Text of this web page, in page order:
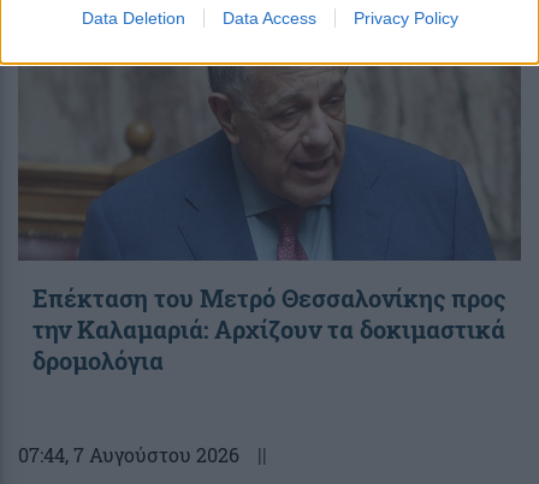
Data Deletion Data Access Privacy Policy
Επέκταση του Μετρό Θεσσαλονίκης προς
την Καλαμαριά: Αρχίζουν τα δοκιμαστικά
δρομολόγια
07:44, 7 Αυγούστου 2026 ||